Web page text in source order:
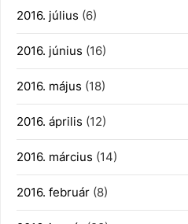
2016. július (6)
2016. június (16)
2016. május (18)
2016. április (12)
2016. március (14)
2016. február (8)